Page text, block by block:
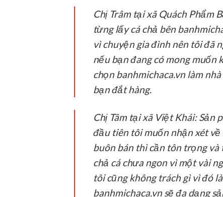
Chị Trâm tại xã Quách Phẩm
từng lấy cá chả bên
vì chuyện gia đình nên tôi đã
nếu bạn đang có mong muốn
chọn banhmichaca.vn làm
bạn đắt hàng.
Chị Tâm tại xã Việt Khái:Sản
đầu tiên tôi muốn nhận xét
buôn bán thì cần tôn trọng và
chả cá chưa ngon vì một vài
tôi cũng không trách gì vì đó
banhmichaca.vn sẽ đa dạng